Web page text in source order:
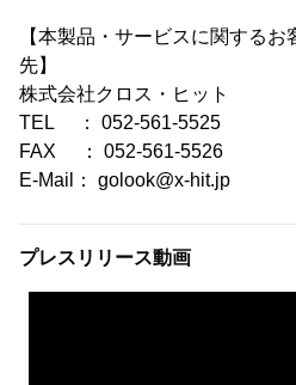
【本製品・サービスに関する
先】
株式会社クロス・ヒット
TEL ： 052-561-5525
FAX ： 052-561-5526
E-Mail： golook@x-hit.jp
プレスリリース動画